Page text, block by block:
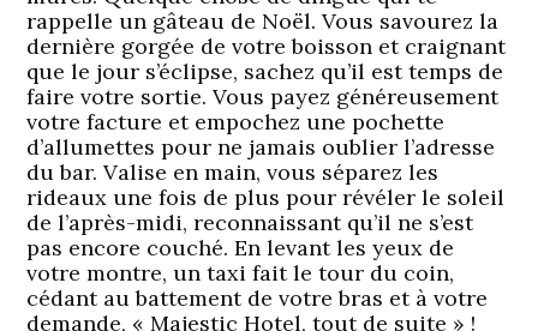
rappelle un gâteau de Noël. Vous savourez la
dernière gorgée de votre boisson et craignant
que le jour s’éclipse, sachez qu’il est temps de
faire votre sortie. Vous payez généreusement
votre facture et empochez une pochette
d’allumettes pour ne jamais oublier l’adresse
du bar. Valise en main, vous séparez les
rideaux une fois de plus pour révéler le soleil
de l’après-midi, reconnaissant qu’il ne s’est
pas encore couché. En levant les yeux de
votre montre, un taxi fait le tour du coin,
cédant au battement de votre bras et à votre
demande, « Majestic Hotel, tout de suite » !